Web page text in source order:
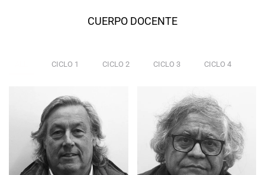
CUERPO DOCENTE
CICLO 1 CICLO 2 CICLO 3 CICLO 4